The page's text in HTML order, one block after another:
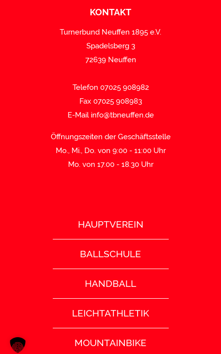
KONTAKT
Turnerbund Neuffen 1895 e.V.
Spadelsberg 3
72639 Neuffen
Telefon 07025 908982
Fax 07025 908983
E-Mail info@tbneuffen.de
Öffnungszeiten der Geschäftsstelle
Mo., Mi., Do. von 9:00 - 11:00 Uhr
Mo. von 17.00 - 18.30 Uhr
HAUPTVEREIN
BALLSCHULE
HANDBALL
LEICHTATHLETIK
MOUNTAINBIKE